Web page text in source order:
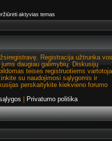
aktyvias temas
Registracija užtrunka vos
daugiau galimybių. Diskusijų
teises registruotiems
su naudojimosi sąlygomis ir
perskaitykite kiekvieno forumo
Privatumo politika